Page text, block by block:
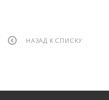
НАЗАД К СПИСКУ